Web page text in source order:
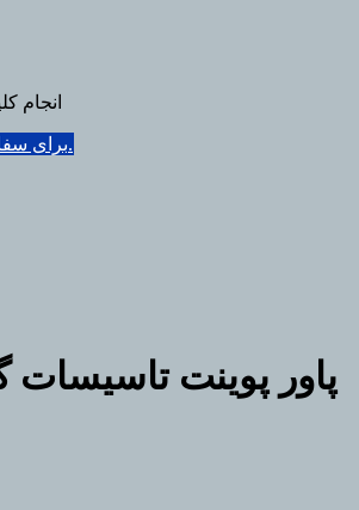
انجام
برای سفارش پروژه کلیک کنید.
پاور پوینت